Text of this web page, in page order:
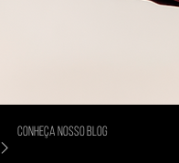
> conheça nosso blog